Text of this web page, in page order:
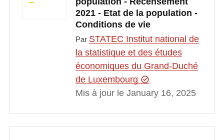
2021 - Etat de la population -
Conditions de vie
Par STATEC Institut national de
la statistique et des études
économiques du Grand-Duché
de Luxembourg
Mis à jour le January 16, 2025